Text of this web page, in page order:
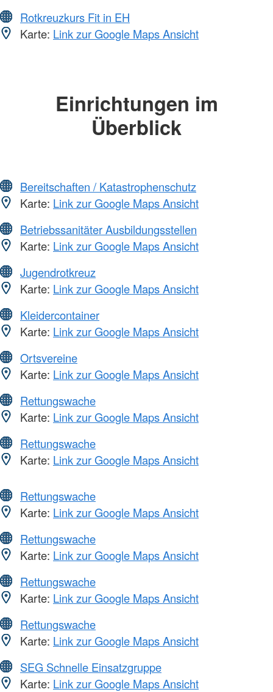
Rotkreuzkurs Fit in EH
Karte: Link zur Google Maps Ansicht
Einrichtungen im
Überblick
Bereitschaften / Katastrophenschutz
Karte: Link zur Google Maps Ansicht
Betriebssanitäter Ausbildungsstellen
Karte: Link zur Google Maps Ansicht
Jugendrotkreuz
Karte: Link zur Google Maps Ansicht
Kleidercontainer
Karte: Link zur Google Maps Ansicht
Ortsvereine
Karte: Link zur Google Maps Ansicht
Rettungswache
Karte: Link zur Google Maps Ansicht
Rettungswache
Karte: Link zur Google Maps Ansicht
Rettungswache
Karte: Link zur Google Maps Ansicht
Rettungswache
Karte: Link zur Google Maps Ansicht
Rettungswache
Karte: Link zur Google Maps Ansicht
Rettungswache
Karte: Link zur Google Maps Ansicht
SEG Schnelle Einsatzgruppe
Karte: Link zur Google Maps Ansicht